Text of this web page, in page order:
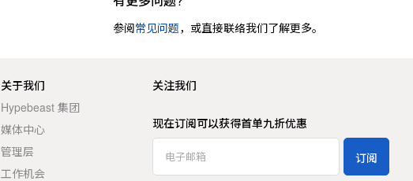
参阅常见问题，或直接联络我们了解更多。
关于我们
Hypebeast 集团
媒体中心
管理层
工作机会
关注我们
现在订阅可以获得首单九折优惠
订阅